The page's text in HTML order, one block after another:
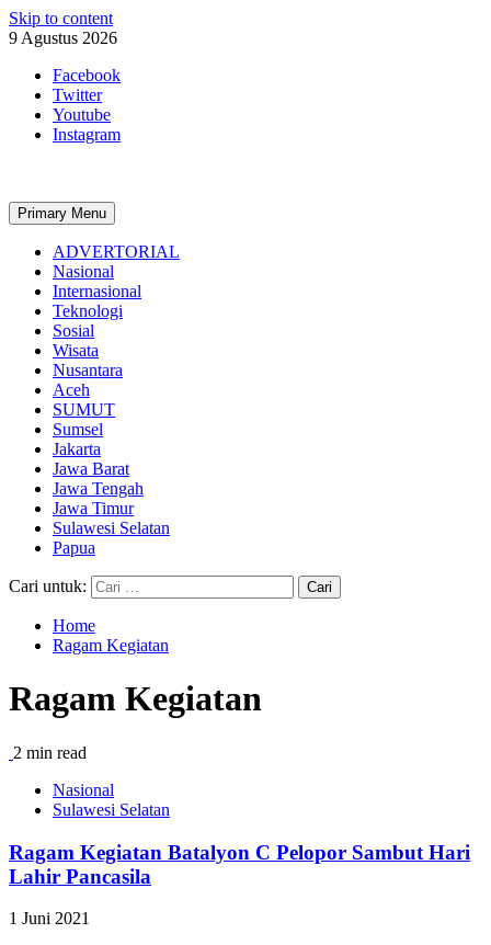
Skip to content
9 Agustus 2026
Facebook
Twitter
Youtube
Instagram
Primary Menu
ADVERTORIAL
Nasional
Internasional
Teknologi
Sosial
Wisata
Nusantara
Aceh
SUMUT
Sumsel
Jakarta
Jawa Barat
Jawa Tengah
Jawa Timur
Sulawesi Selatan
Papua
Cari untuk:
Home
Ragam Kegiatan
Ragam Kegiatan
2 min read
Nasional
Sulawesi Selatan
Ragam Kegiatan Batalyon C Pelopor Sambut Hari
Lahir Pancasila
1 Juni 2021